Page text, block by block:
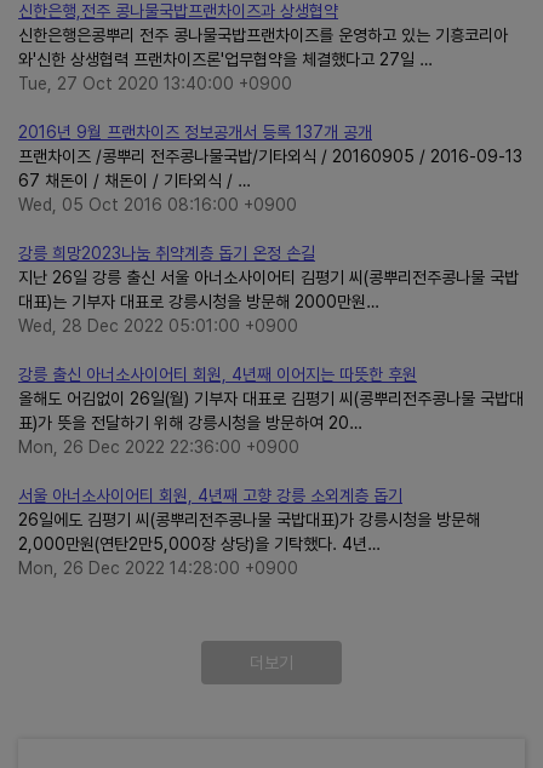
신한은행,전주 콩나물국밥프랜차이즈과 상생협약
신한은행은콩뿌리 전주 콩나물국밥프랜차이즈를 운영하고 있는 기흥코리아
와'신한 상생협력 프랜차이즈론'업무협약을 체결했다고 27일 …
Tue, 27 Oct 2020 13:40:00 +0900
2016년 9월 프랜차이즈 정보공개서 등록 137개 공개
프랜차이즈 /콩뿌리 전주콩나물국밥/기타외식 / 20160905 / 2016-09-13
67 채돈이 / 채돈이 / 기타외식 / …
Wed, 05 Oct 2016 08:16:00 +0900
강릉 희망2023나눔 취약계층 돕기 온정 손길
지난 26일 강릉 출신 서울 아너소사이어티 김평기 씨(콩뿌리전주콩나물 국밥
대표)는 기부자 대표로 강릉시청을 방문해 2000만원…
Wed, 28 Dec 2022 05:01:00 +0900
강릉 출신 아너소사이어티 회원, 4년째 이어지는 따뜻한 후원
올해도 어김없이 26일(월) 기부자 대표로 김평기 씨(콩뿌리전주콩나물 국밥대
표)가 뜻을 전달하기 위해 강릉시청을 방문하여 20…
Mon, 26 Dec 2022 22:36:00 +0900
서울 아너소사이어티 회원, 4년째 고향 강릉 소외계층 돕기
26일에도 김평기 씨(콩뿌리전주콩나물 국밥대표)가 강릉시청을 방문해
2,000만원(연탄2만5,000장 상당)을 기탁했다. 4년…
Mon, 26 Dec 2022 14:28:00 +0900
더보기